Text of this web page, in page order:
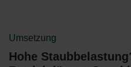
Umsetzung
Hohe